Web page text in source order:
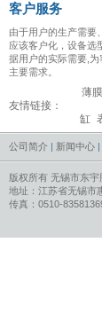
客户服务
由于用户的生产需要
应该客户化，设备选
据用户的实际需要,
主要需求。
式雾化器
友情链接：
薄
缸
公司简介 | 新闻中心 |
版权所有 无锡市东
地址：江苏省无锡市
传真：0510-